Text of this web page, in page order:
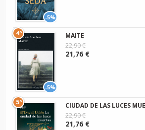
-5%
-5%
4º
MAITE
22,90 €
21,76 €
5º
CIUDAD DE LAS LUCES
22,90 €
21,76 €